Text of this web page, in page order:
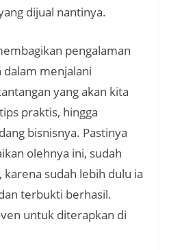
dijual nantinya.
pengalaman
menjalani
yang akan kita
praktis, hingga
bisnisnya. Pastinya
olehnya ini, sudah
sudah lebih dulu ia
terbukti berhasil.
untuk diterapkan di